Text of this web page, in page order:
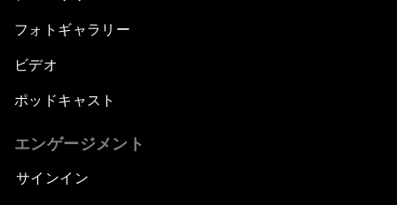
フォトギャラリー
ビデオ
ポッドキャスト
エンゲージメント
サインイン